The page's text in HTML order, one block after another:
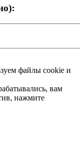
файлы cookie и
вам
нажмите